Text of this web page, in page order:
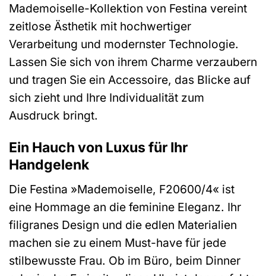
Mademoiselle-Kollektion von Festina vereint
zeitlose Ästhetik mit hochwertiger
Verarbeitung und modernster Technologie.
Lassen Sie sich von ihrem Charme verzaubern
und tragen Sie ein Accessoire, das Blicke auf
sich zieht und Ihre Individualität zum
Ausdruck bringt.
Ein Hauch von Luxus für Ihr
Handgelenk
Die Festina »Mademoiselle, F20600/4« ist
eine Hommage an die feminine Eleganz. Ihr
filigranes Design und die edlen Materialien
machen sie zu einem Must-have für jede
stilbewusste Frau. Ob im Büro, beim Dinner